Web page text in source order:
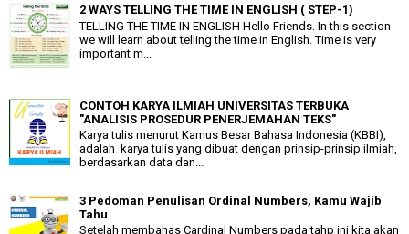
2 WAYS TELLING THE TIME IN ENGLISH ( STEP-1)
TELLING THE TIME IN ENGLISH Hello Friends. In this section
we will learn about telling the time in English. Time is very
important m...
CONTOH KARYA ILMIAH UNIVERSITAS TERBUKA
"ANALISIS PROSEDUR PENERJEMAHAN TEKS"
Karya tulis menurut Kamus Besar Bahasa Indonesia (KBBI),
adalah karya tulis yang dibuat dengan prinsip-prinsip ilmiah,
berdasarkan data dan...
3 Pedoman Penulisan Ordinal Numbers, Kamu Wajib
Tahu
Setelah membahas Cardinal Numbers pada tahp ini kita akan